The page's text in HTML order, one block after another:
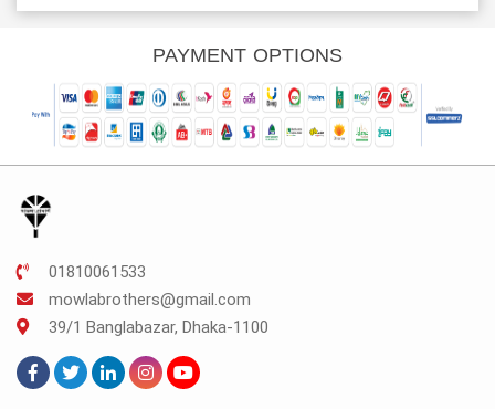
was:
TK.650.
is:
TK.487.
was:
is:
PAYMENT OPTIONS
01810061533
mowlabrothers@gmail.com
39/1 Banglabazar, Dhaka-1100